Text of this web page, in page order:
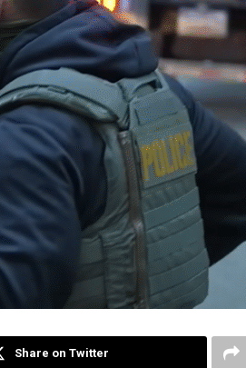
Share on Twitter